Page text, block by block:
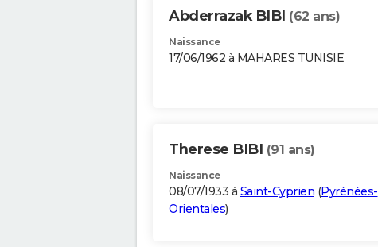
Abderrazak BIBI (62 ans)
Naissance
17/06/1962 à MAHARES TUNISIE
Therese BIBI (91 ans)
Naissance
08/07/1933 à Saint-Cyprien (Pyrénées-
Orientales)